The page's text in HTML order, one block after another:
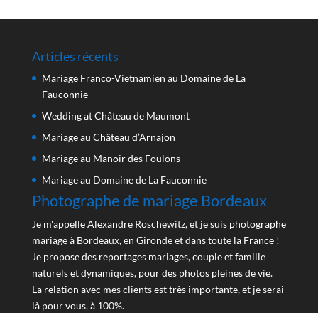
Articles récents
Mariage Franco-Vietnamien au Domaine de La
Fauconnie
Wedding at Château de Maumont
Mariage au Château d’Arnajon
Mariage au Manoir des Foulons
Mariage au Domaine de La Fauconnie
Photographe de mariage Bordeaux
Je m'appelle Alexandre Roschewitz, et je suis photographe
mariage à Bordeaux, en Gironde et dans toute la France !
Je propose des reportages mariages, couple et famille
naturels et dynamiques, pour des photos pleines de vie.
La relation avec mes clients est très importante, et je serai
là pour vous, à 100%.